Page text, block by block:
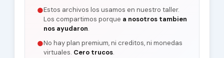
●Estos archivos los usamos en nuestro taller.
Los compartimos porque a nosotros tambien
nos ayudaron.
●No hay plan premium, ni creditos, ni monedas
virtuales. Cero trucos.